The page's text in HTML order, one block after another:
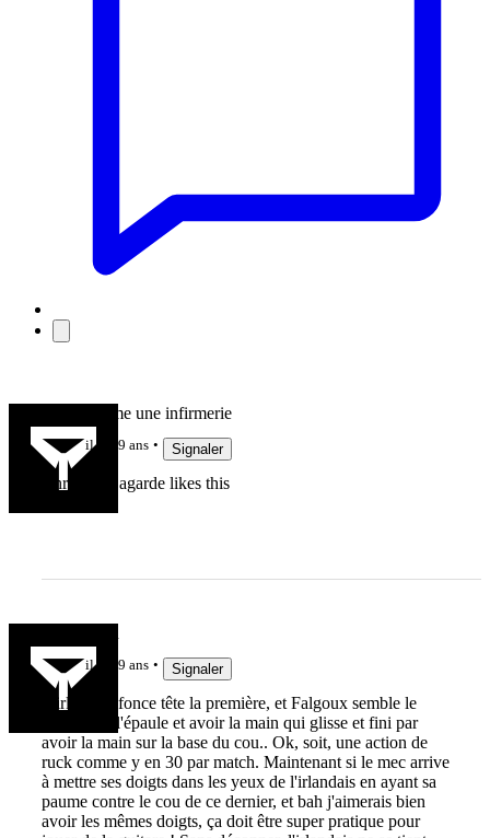
Plein comme une infirmerie
il y a 9 ans Signaler
Christine Lagarde likes this
il y a 9 ans Signaler
L'irlandais fonce tête la première, et Falgoux semble le
retenir par l'épaule et avoir la main qui glisse et fini par
avoir la main sur la base du cou.. Ok, soit, une action de
ruck comme y en 30 par match. Maintenant si le mec arrive
à mettre ses doigts dans les yeux de l'irlandais en ayant sa
paume contre le cou de ce dernier, et bah j'aimerais bien
avoir les mêmes doigts, ça doit être super pratique pour